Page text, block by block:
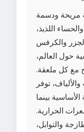
مريحة ودسمة
اللذيذ،
والكرفس
حول العالم،
مع كل ملعقة.
توفر
بينما
الحرارية.
والتوابل،